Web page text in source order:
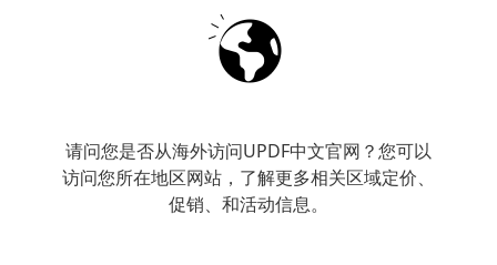
请问您是否从海外访问UPDF中文官网？您可以
访问您所在地区网站，了解更多相关区域定价、
促销、和活动信息。
在使用在线编辑器时，务必注意文件的隐私和
安全性，确保使用信誉良好的网站。
方法3. 使用PDF转换工具编辑PDF文件
如果您对PDF文件的编辑有较高要求，可以考虑